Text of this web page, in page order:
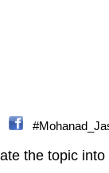
the topic